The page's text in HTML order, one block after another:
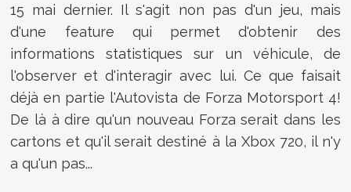
15 mai dernier. Il s'agit non pas d'un jeu, mais
d'une feature qui permet d'obtenir des
informations statistiques sur un véhicule, de
l'observer et d'interagir avec lui. Ce que faisait
déjà en partie l'Autovista de Forza Motorsport 4!
De là à dire qu'un nouveau Forza serait dans les
cartons et qu'il serait destiné à la Xbox 720, il n'y
a qu'un pas...